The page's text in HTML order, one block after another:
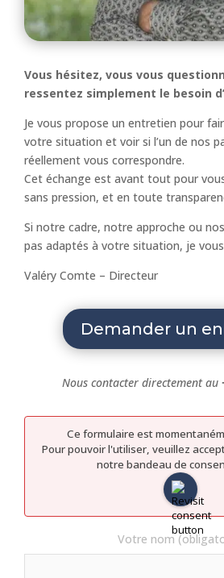
Vous hésitez, vous vous
ressentez simplement le besoin
Je vous propose un entretien pour
votre situation et voir si l’un de nos
réellement vous correspondre.
Cet échange est avant tout pour
sans pression, et en toute
Si notre cadre, notre approche ou
pas adaptés à votre situation, je
Valéry Comte – Directeur
Demander un
Nous contacter directement au
Ce formulaire est
Pour pouvoir l'utiliser, veuillez
notre bandeau de
Votre nom